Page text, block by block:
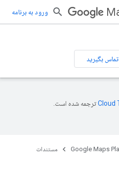
ورود به برنامه
بگیرید
ترجمه شده است.
Google Maps
مستندات